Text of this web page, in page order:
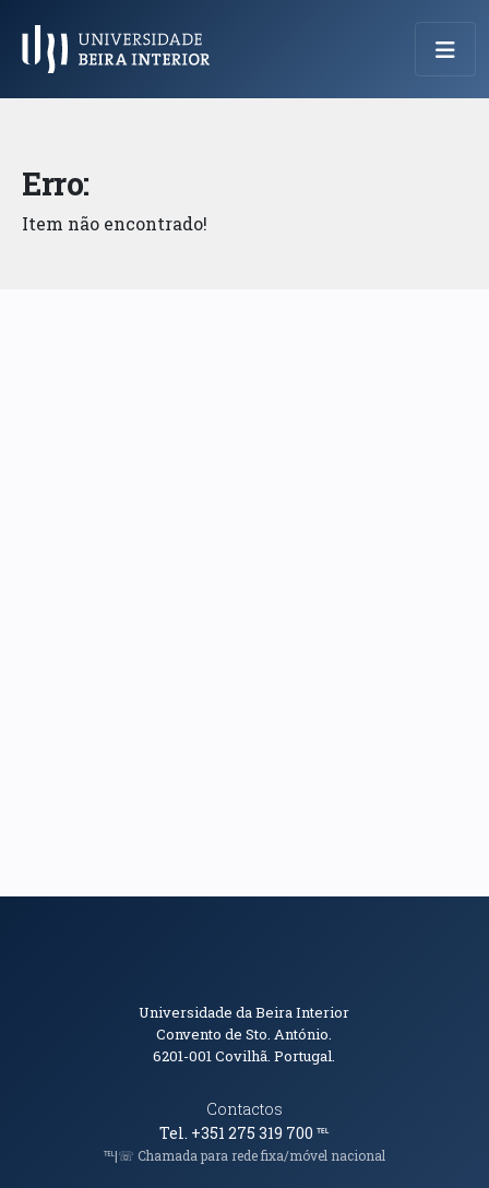
Menu Principal
Erro:
Item não encontrado!
Informações de Contacto
Universidade da Beira Interior
Convento de Sto. António.
6201-001Covilhã. Portugal.
Contactos
Tel. +351 275 319 700℡
℡|☏ Chamada para rede fixa/móvel nacional